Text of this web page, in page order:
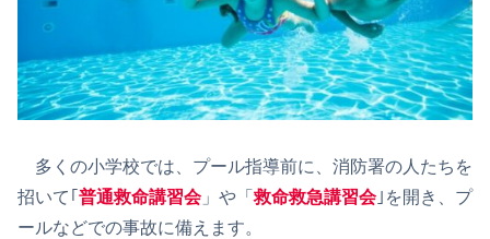
多くの小学校では、プール指導前に、消防署の人たちを
招いて｢ 普通救命講習会」や「救命救急講習会｣を開き、プ
ールなどでの事故に備えます。